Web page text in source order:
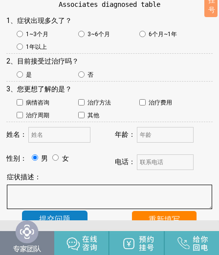
Associates diagnosed table
1、症状出现多久了？
1~3个月 3~6个月
6个月~1年
1年以上
2、目前接受过治疗吗？
是 否
3、您更想了解的是？
病情咨询 治疗方法
治疗费用
治疗周期
其他
姓名： 年龄：
性别： 男 女
电话：
症状描述：
温馨提示：
我院将于24小时内与您联系，请保持手机畅通，注
意来电。
号